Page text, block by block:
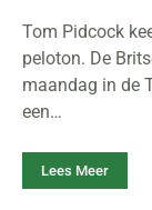
Tom Pidcock
peloton. De
maandag in de
een…
Lees Meer